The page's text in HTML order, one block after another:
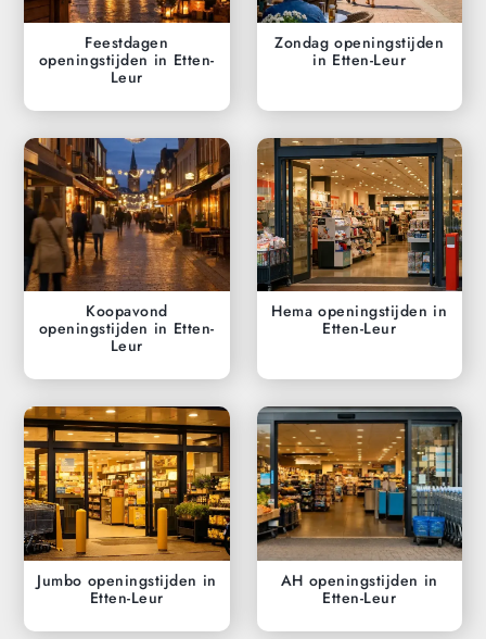
Feestdagen
openingstijden in Etten-
Leur
Zondag openingstijden
in Etten-Leur
Koopavond
openingstijden in Etten-
Leur
Hema openingstijden in
Etten-Leur
Jumbo openingstijden in
Etten-Leur
AH openingstijden in
Etten-Leur